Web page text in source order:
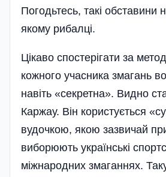
Погодьтесь, такі обставини
якому рибалці.
Цікаво спостерігати за
кожного учасника змагань
навіть «секретна». Видно
Каржау. Він користується
вудочкою, якою зазвичай
виборюють українські
міжнародних змаганнях.